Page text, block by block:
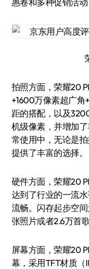
拍照方面，荣耀20
+1600万像素超广
距的搭配，以及
机级像素，并增加
常使用中，无论是
提供了丰富的选择。
硬件方面，荣耀20
达到了行业的一流
流畅。闪存起步空
张照片或者2.6万首歌
屏幕方面，荣耀20
幕，采用TFT材质（